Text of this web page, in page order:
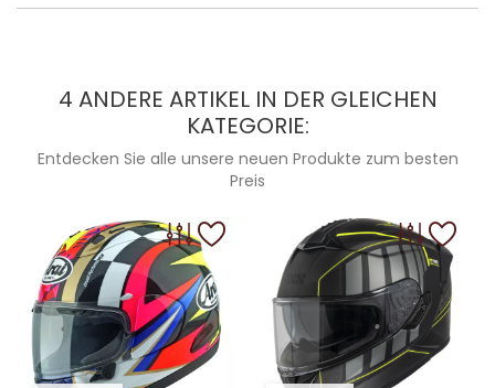
4 ANDERE ARTIKEL IN DER GLEICHEN
KATEGORIE:
Entdecken Sie alle unsere neuen Produkte zum besten
Preis